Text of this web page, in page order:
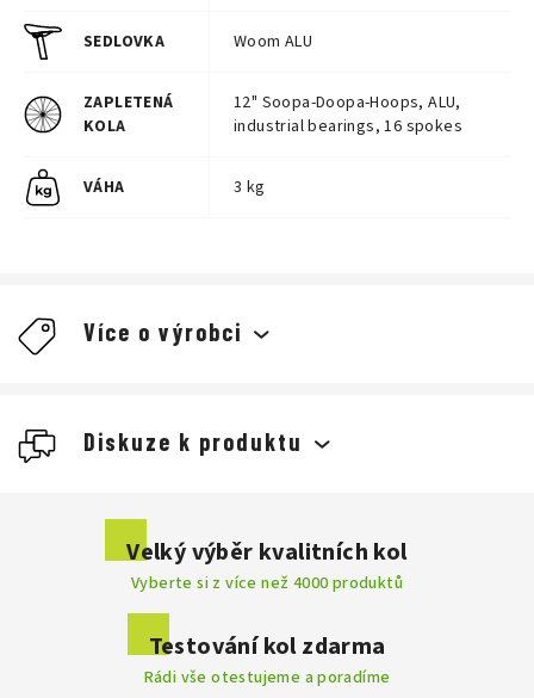
SEDLOVKA Woom ALU
ZAPLETENÁ
KOLA
12" Soopa-Doopa-Hoops, ALU,
industrial bearings, 16 spokes
VÁHA 3 kg
Diskuze k produktu
Přidat komentář
Více o výrobci
Velký výběr kvalitních kol
Vyberte si z více než 4000 produktů
Testování kol zdarma
Rádi vše otestujeme a poradíme